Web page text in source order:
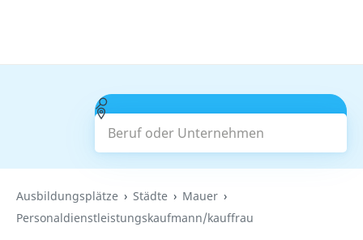
Beruf oder Unternehmen
Suchen
Ausbildungsplätze Städte
Mauer
Personaldienstleistungskaufmann/kauffrau